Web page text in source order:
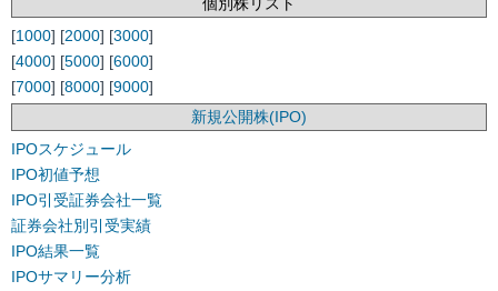
[1000] [2000] [3000]
[4000] [5000] [6000]
[7000] [8000] [9000]
新規公開株(IPO)
IPOスケジュール
IPO初値予想
IPO引受証券会社一覧
証券会社別引受実績
IPO結果一覧
IPOサマリー分析